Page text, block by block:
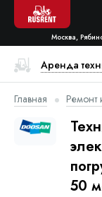
Москва,
Аренда
Главная Ремонт
50